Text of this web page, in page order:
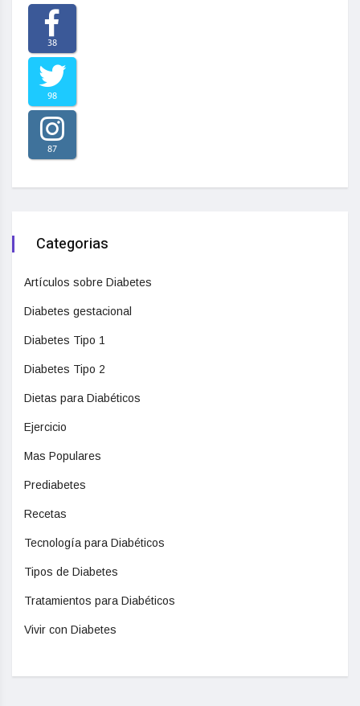
38
98
87
Categorias
Artículos sobre Diabetes
Diabetes gestacional
Diabetes Tipo 1
Diabetes Tipo 2
Dietas para Diabéticos
Ejercicio
Mas Populares
Prediabetes
Recetas
Tecnología para Diabéticos
Tipos de Diabetes
Tratamientos para Diabéticos
Vivir con Diabetes